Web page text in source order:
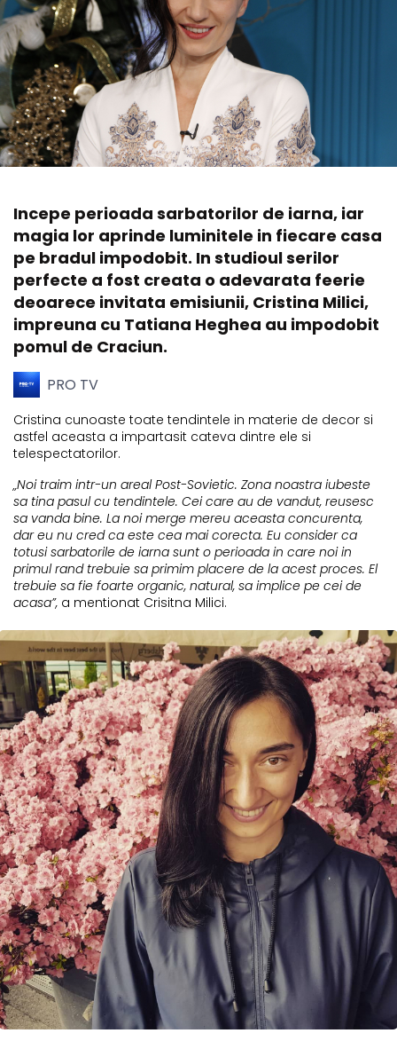
Incepe perioada sarbatorilor de iarna, iar
magia lor aprinde luminitele in fiecare casa
pe bradul impodobit. In studioul serilor
perfecte a fost creata o adevarata feerie
deoarece invitata emisiunii, Cristina Milici,
impreuna cu Tatiana Heghea au impodobit
pomul de Craciun.
PRO TV
Cristina cunoaste toate tendintele in materie de decor si
astfel aceasta a impartasit cateva dintre ele si
telespectatorilor.
„Noi traim intr-un areal Post-Sovietic. Zona noastra iubeste
sa tina pasul cu tendintele. Cei care au de vandut, reusesc
sa vanda bine. La noi merge mereu aceasta concurenta,
dar eu nu cred ca este cea mai corecta. Eu consider ca
totusi sarbatorile de iarna sunt o perioada in care noi in
primul rand trebuie sa primim placere de la acest proces. El
trebuie sa fie foarte organic, natural, sa implice pe cei de
acasa”, a mentionat Crisitna Milici.